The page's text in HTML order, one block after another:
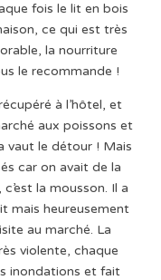
fois le lit en bois
ce qui est très
la nourriture
le recommande !
à l’hôtel, et
aux poissons et
vaut le détour ! Mais
car on avait de la
la mousson. Il a
mais heureusement
au marché. La
violente, chaque
inondations et fait